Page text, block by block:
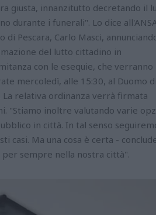
giusta, innanzitutto decretando il
durante i funerali". Lo dice
di Pescara, Carlo Masci,
del lutto cittadino in
con le esequie, che verranno
mercoledì, alle 15:30, al Duomo
La relativa ordinanza verrà firmata
"Stiamo inoltre valutando varie
in città. In tal senso
Ma una cosa è certa -
sempre nella nostra città".